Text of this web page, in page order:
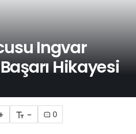
Ingvar
Hikayesi
- 0